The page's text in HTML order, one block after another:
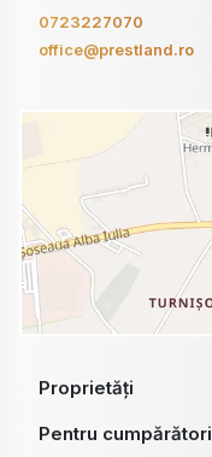
0723227070
office@prestland.ro
Proprietăți
Pentru cumpărători